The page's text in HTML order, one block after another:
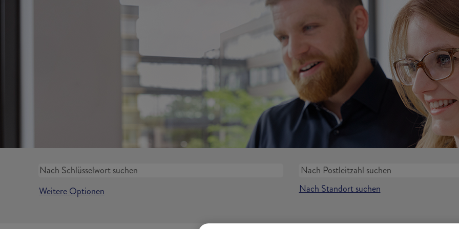
Nach Standort suchen
Weitere Optionen